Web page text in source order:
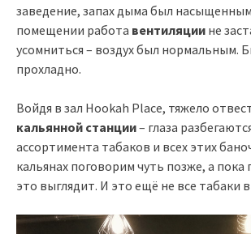
заведение, запах дыма был
помещении работа вентиляции не
усомниться – воздух был нормальным.
прохладно.
Войдя в зал Hookah Place, тяжело
кальянной станции– глаза
ассортимента табаков и всех этих
кальянах поговорим чуть позже, а пока
это выглядит. И это ещё не все табаки